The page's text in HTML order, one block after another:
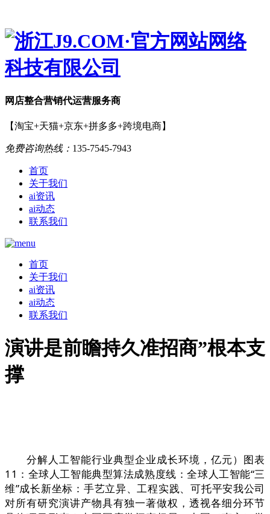
网店整合营销代运营服务商
【淘宝+天猫+京东+拼多多+跨境电商】
免费咨询热线： 135-7545-7943
首页
关于我们
ai资讯
ai动态
联系我们
首页
关于我们
ai资讯
ai动态
联系我们
演讲是前瞻持久准招商”根本支
撑
分解人工智能行业典型企业成长环境，亿元）图表
11：全球人工智能典型算法成熟度线：全球人工智能“三
维”成长新坐标：手艺立异、工程实践、可托平安我公司
对所有研究演讲产物具有独一著做权，透视各细分环节